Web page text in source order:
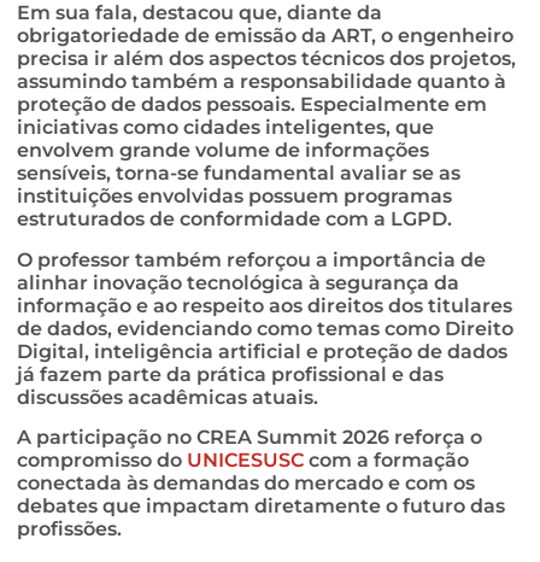
Em sua fala, destacou que, diante da
obrigatoriedade de emissão da ART, o engenheiro
precisa ir além dos aspectos técnicos dos projetos,
assumindo também a responsabilidade quanto à
proteção de dados pessoais. Especialmente em
iniciativas como cidades inteligentes, que
envolvem grande volume de informações
sensíveis, torna-se fundamental avaliar se as
instituições envolvidas possuem programas
estruturados de conformidade com a LGPD.
O professor também reforçou a importância de
alinhar inovação tecnológica à segurança da
informação e ao respeito aos direitos dos titulares
de dados, evidenciando como temas como Direito
Digital, inteligência artificial e proteção de dados
já fazem parte da prática profissional e das
discussões acadêmicas atuais.
A participação no CREA Summit 2026 reforça o
compromisso do UNICESUSC com a formação
conectada às demandas do mercado e com os
debates que impactam diretamente o futuro das
profissões.